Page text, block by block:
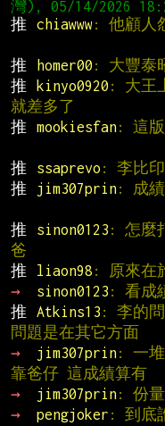
推
chiawww: 他顧人
推
homer00 : 大豐泰
推
kinyo0920 : 大王
就差多了
推
mookiesfan: 這版
推
ssaprevo : 李比
推
jim307prin: 成績
推
sinon0123 : 怎麼
爸
推
liaon98 : 原來在
→
sinon0123 : 看成
推
Atkins13 : 李的
問題是在其它方面
→
jim307prin: 一堆
靠爸仔 這成績算有
→
jim307prin: 份
→
pengjoker : 到底